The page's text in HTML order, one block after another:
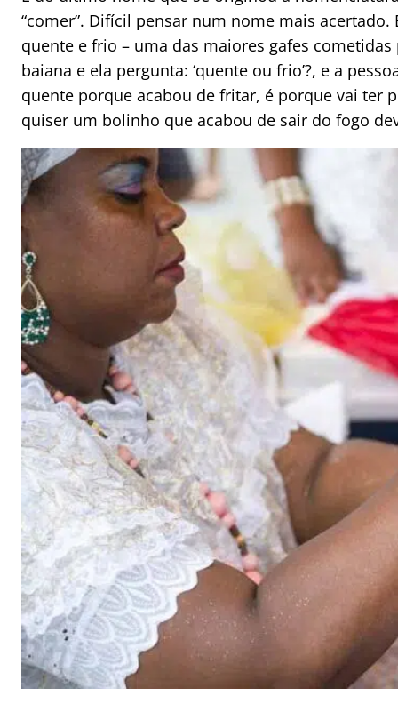
“comer”. Difícil pensar num nome mais
quente e frio – uma das maiores gafes
baiana e ela pergunta: ‘quente ou frio’?, e a
quente porque acabou de fritar, é porque vai ter
quiser um bolinho que acabou de sair do fogo